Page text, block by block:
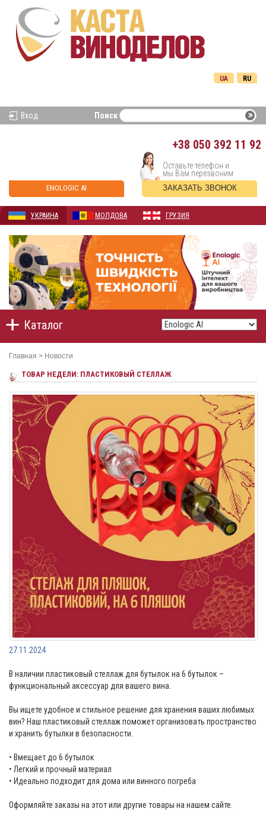
RU
UA
Вход Поиск
+38 050 392 11 92
ENOLOGIC AI
Оставьте телефон и
мы Вам перезвоним
ЗАКАЗАТЬ ЗВОНОК
УКРАИНА МОЛДОВА ГРУЗИЯ
Каталог
Главная > Новости
ТОВАР НЕДЕЛИ: ПЛАСТИКОВЫЙ СТЕЛЛАЖ
27.11.2024
В наличии пластиковый стеллаж для бутылок на 6 бутылок –
функциональный аксессуар для вашего вина.
Вы ищете удобное и стильное решение для хранения ваших любимых
вин? Наш пластиковый стеллаж поможет организовать пространство
и хранить бутылки в безопасности.
• Вмещает до 6 бутылок
• Легкий и прочный материал
• Идеально подходит для дома или винного погреба
Оформляйте заказы на этот или другие товары на нашем сайте.